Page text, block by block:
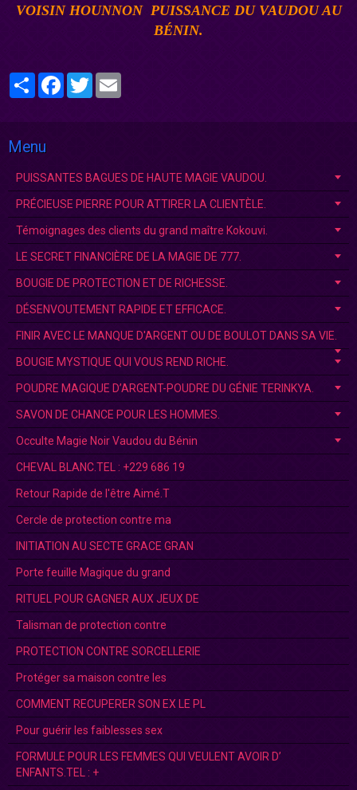
VOISIN HOUNNON PUISSANCE DU VAUDOU AU
BÉNIN.
PartagerFacebook
Twitter
Menu
PUISSANTES BAGUES DE HAUTE MAGIE VAUDOU.
PRÉCIEUSE PIERRE POUR ATTIRER LA CLIENTÈLE.
Témoignages des clients du grand maître Kokouvi.
LE SECRET FINANCIÈRE DE LA MAGIE DE 777.
BOUGIE DE PROTECTION ET DE RICHESSE.
DÉSENVOUTEMENT RAPIDE ET EFFICACE.
FINIR AVEC LE MANQUE D'ARGENT OU DE BOULOT DANS SA VIE.
BOUGIE MYSTIQUE QUI VOUS REND RICHE.
POUDRE MAGIQUE D’ARGENT-POUDRE DU GÉNIE TERINKYA.
SAVON DE CHANCE POUR LES HOMMES.
Occulte Magie Noir Vaudou du Bénin
CHEVAL BLANC.TEL : +229 686 19
Retour Rapide de l'être Aimé.T
Cercle de protection contre ma
INITIATION AU SECTE GRACE GRAN
Porte feuille Magique du grand
RITUEL POUR GAGNER AUX JEUX DE
Talisman de protection contre
PROTECTION CONTRE SORCELLERIE
Protéger sa maison contre les
COMMENT RECUPERER SON EX LE PL
Pour guérir les faiblesses sex
FORMULE POUR LES FEMMES QUI VEULENT AVOIR D’
ENFANTS.TEL : +